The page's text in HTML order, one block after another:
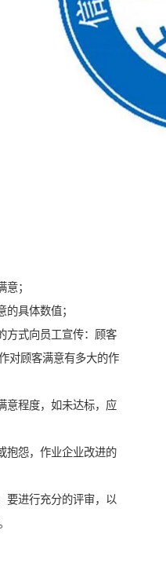
；
具体数值；
方式向员工宣传：顾客
对顾客满意有多大的作
意程度，如未达标，应
抱怨，作业企业改进的
要进行充分的评审，以